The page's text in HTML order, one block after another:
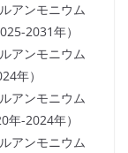
アンモニウム
2031年）
アンモニウム
年）
アンモニウム
-2024年）
アンモニウム